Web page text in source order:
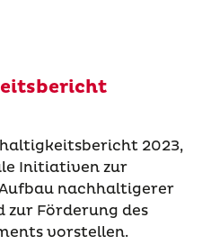
2023,
Initiativen zur
nachhaltigerer
Förderung des
vorstellen.